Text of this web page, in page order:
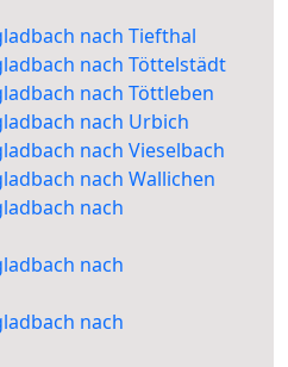
nach Tiefthal
nach Töttelstädt
nach Töttleben
nach Urbich
nach Vieselbach
nach Wallichen
nach
nach
nach